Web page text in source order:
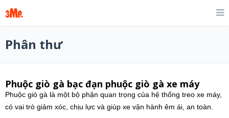
Phân thư
Phuộc giò gà bạc đạn phuộc giò gà xe máy
Phuộc giò gà là một bộ phận quan trọng của hệ thống treo xe máy,
có vai trò giảm xóc, chịu lực và giúp xe vận hành êm ái, an toàn.